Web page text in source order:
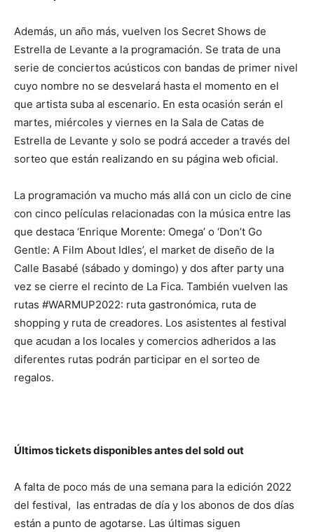
Además, un año más, vuelven los Secret Shows de
Estrella de Levante a la programación. Se trata de una
serie de conciertos acústicos con bandas de primer nivel
cuyo nombre no se desvelará hasta el momento en el
que artista suba al escenario. En esta ocasión serán el
martes, miércoles y viernes en la Sala de Catas de
Estrella de Levante y solo se podrá acceder a través del
sorteo que están realizando en su página web oficial.
La programación va mucho más allá con un ciclo de cine
con cinco películas relacionadas con la música entre las
que destaca ‘Enrique Morente: Omega’ o ‘Don’t Go
Gentle: A Film About Idles’, el market de diseño de la
Calle Basabé (sábado y domingo) y dos after party una
vez se cierre el recinto de La Fica. También vuelven las
rutas #WARMUP2022: ruta gastronómica, ruta de
shopping y ruta de creadores. Los asistentes al festival
que acudan a los locales y comercios adheridos a las
diferentes rutas podrán participar en el sorteo de
regalos.
Últimos tickets disponibles antes del sold out
A falta de poco más de una semana para la edición 2022
del festival, las entradas de día y los abonos de dos días
están a punto de agotarse. Las últimas siguen